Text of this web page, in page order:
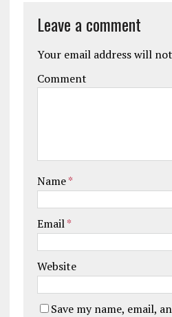
Leave a comment
Your email address will
Comment
Name*
Email*
Website
Save my name, email,